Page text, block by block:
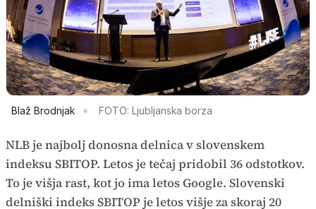
Blaž Brodnjak FOTO: Ljubljanska borza
NLB je najbolj donosna delnica v slovenskem
indeksu SBITOP. Letos je tečaj pridobil 36 odstotkov.
To je višja rast, kot jo ima letos Google. Slovenski
delniški indeks SBITOP je letos višje za skoraj 20